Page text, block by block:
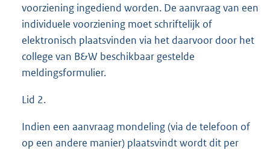
voorziening ingediend worden. De aanvraag van een
individuele voorziening moet schriftelijk of
elektronisch plaatsvinden via het daarvoor door het
college van B&W beschikbaar gestelde
meldingsformulier.
Lid 2.
Indien een aanvraag mondeling (via de telefoon of
op een andere manier) plaatsvindt wordt dit per